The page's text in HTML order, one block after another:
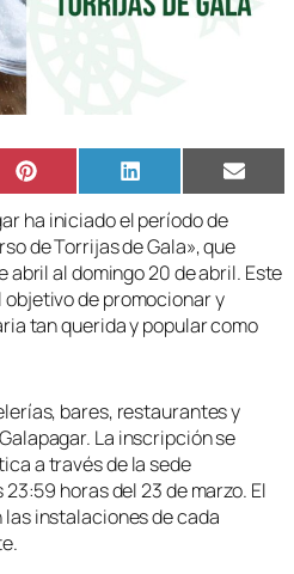
Compartir
en
Pinterest Compartir
en
LinkedIn
en
Email
ha iniciado el período de
de Torrijas de Gala», que
abril al domingo 20 de abril. Este
de promocionar y
tan querida y popular como
bares, restaurantes y
La inscripción se
a través de la sede
horas del 23 de marzo. El
instalaciones de cada